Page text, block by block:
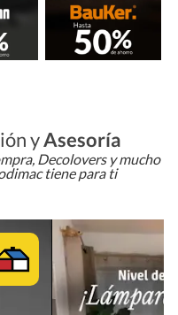
yAsesoría
Decolovers y mucho
tiene para ti